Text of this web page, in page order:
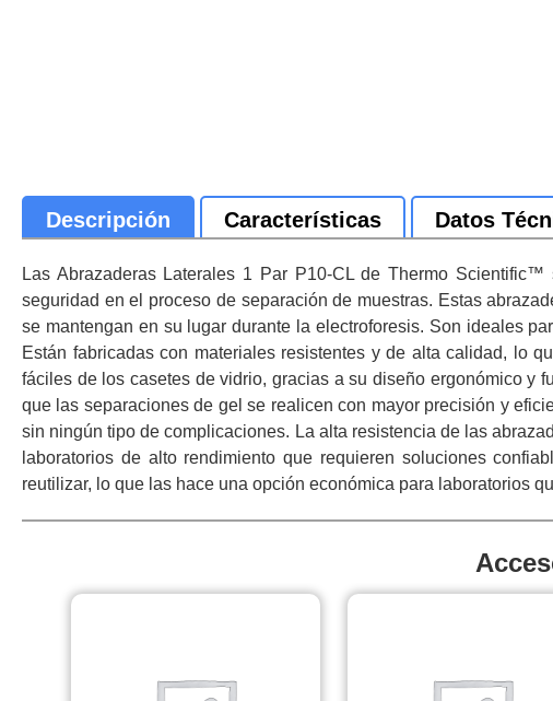
Descripción Características Datos
Las Abrazaderas Laterales 1 Par P10-CL de Thermo
seguridad en el proceso de separación de muestras. Estas
se mantengan en su lugar durante la electroforesis. Son ideales
Están fabricadas con materiales resistentes y de alta calidad, lo
fáciles de los casetes de vidrio, gracias a su diseño ergonómico y
que las separaciones de gel se realicen con mayor precisión y
sin ningún tipo de complicaciones. La alta resistencia de las
laboratorios de alto rendimiento que requieren soluciones
reutilizar, lo que las hace una opción económica para laboratorios